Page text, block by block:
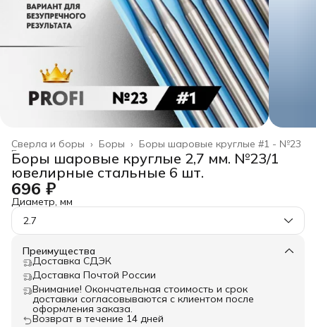
Боры шаровые круглые #1 - №23
Боры ›
Сверла и боры ›
Главная ›
Боры шаровые круглые 2,7 мм. №23/1
ювелирные стальные 6 шт.
696 ₽
Диаметр, мм
2.7
Преимущества
Доставка СДЭК
Доставка Почтой России
Внимание! Окончательная стоимость и срок
доставки согласовываются с клиентом после
оформления заказа.
Возврат в течение 14 дней